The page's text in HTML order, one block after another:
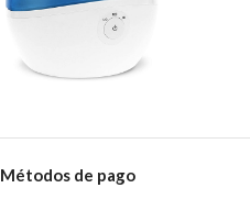
Métodos de pago